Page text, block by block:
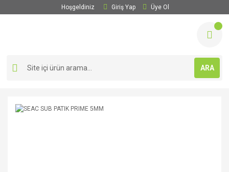
Hoşgeldiniz Giriş Yap Üye Ol
ARA